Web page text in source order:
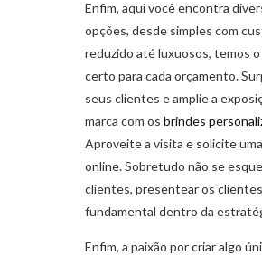
Enfim, aqui você encontra
opções, desde simples com
reduzido até luxuosos, temos
certo para cada orçamento.
seus clientes e amplie a
marca com os brindes
Aproveite a visita e solicite
online. Sobretudo não se
clientes, presentear os
fundamental dentro da
Enfim, a paixão por criar algo